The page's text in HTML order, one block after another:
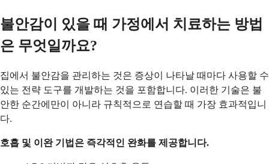
불안감이 있을 때 가정에서 치료하는 방법
은 무엇일까요?
집에서 불안감을 관리하는 것은 증상이 나타날 때마다 사용할 수
있는 전략 도구를 개발하는 것을 포함합니다. 이러한 기술은 불
안한 순간에만이 아니라 규칙적으로 연습할 때 가장 효과적입니
다.
호흡 및 이완 기법은 즉각적인 완화를 제공합니다.